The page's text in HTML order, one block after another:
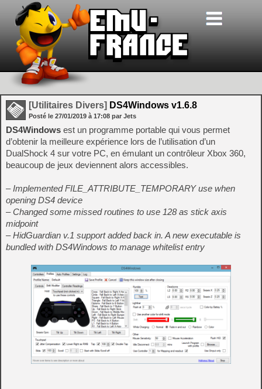
[Utilitaires Divers] DS4Windows v1.6.8
Posté le 27/01/2019 à 17:08 par Jets
DS4Windows est un programme portable qui vous permet
d’obtenir la meilleure expérience lors de l’utilisation d’un
DualShock 4 sur votre PC, en émulant un contrôleur Xbox 360,
beaucoup de jeux deviennent alors accessibles.
– Implemented FILE_ATTRIBUTE_TEMPORARY use when
opening DS4 device
– Changed some missed routines to use 128 as stick axis
midpoint
– HidGuardian v.1 support added back in. A new executable is
bundled with DS4Windows to manage whitelist entry